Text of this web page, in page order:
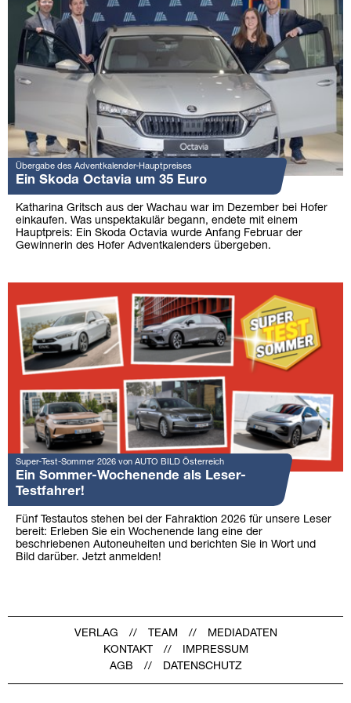
Übergabe des Adventkalender-Hauptpreises
Ein Skoda Octavia um 35 Euro
Katharina Gritsch aus der Wachau war im Dezember bei Hofer
einkaufen. Was unspektakulär begann, endete mit einem
Hauptpreis: Ein Skoda Octavia wurde Anfang Februar der
Gewinnerin des Hofer Adventkalenders übergeben.
Super-Test-Sommer 2026 von AUTO BILD Österreich
Ein Sommer-Wochenende als Leser-
Testfahrer!
Fünf Testautos stehen bei der Fahraktion 2026 für unsere Leser
bereit: Erleben Sie ein Wochenende lang eine der
beschriebenen Autoneuheiten und berichten Sie in Wort und
Bild darüber. Jetzt anmelden!
VERLAG TEAM
MEDIADATEN
KONTAKT
IMPRESSUM
AGB
DATENSCHUTZ